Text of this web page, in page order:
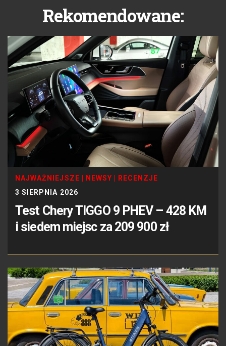
Rekomendowane:
NAJWAŻNIEJSZE NEWSY
RECENZJE
3 SIERPNIA 2026
Test Chery TIGGO 9 PHEV – 428 KM
i siedem miejsc za 209 900 zł